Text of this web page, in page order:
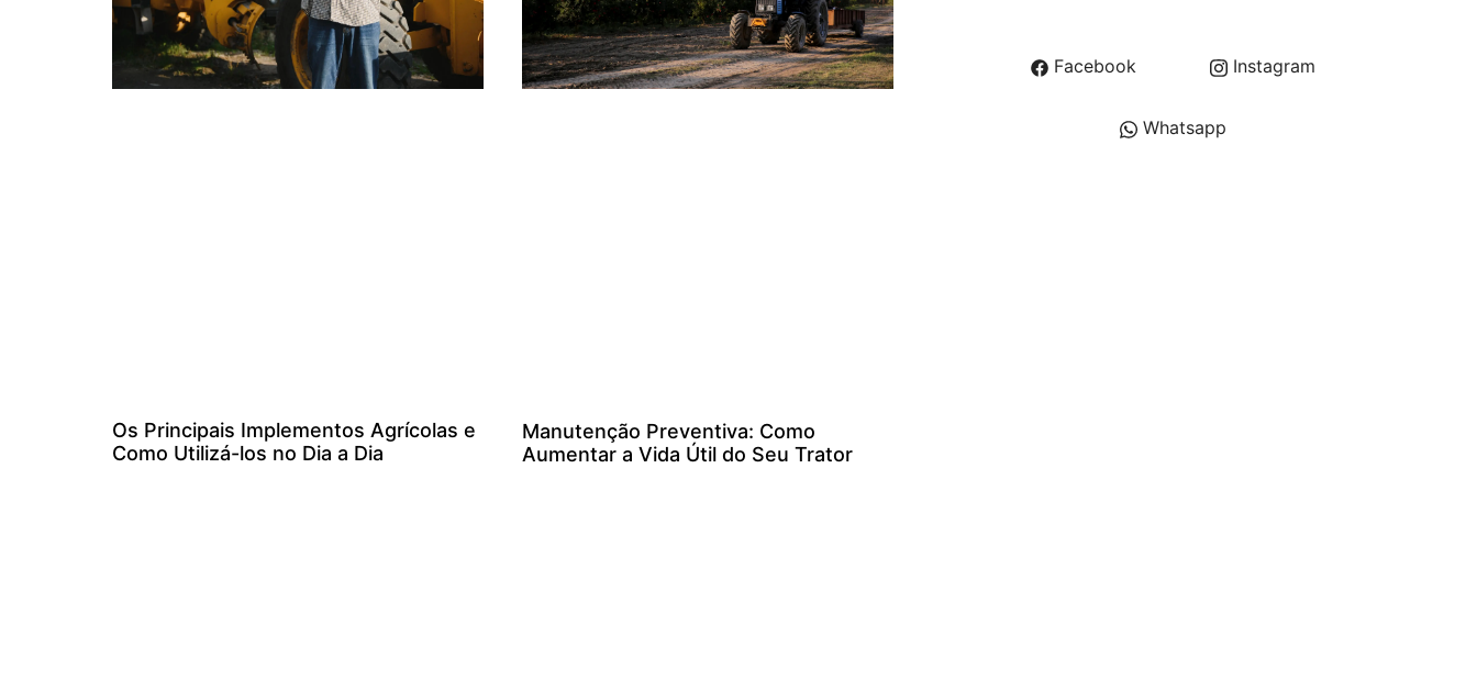
Os Principais Implementos Agrícolas e
Como Utilizá-los no Dia a Dia
Manutenção Preventiva: Como
Aumentar a Vida Útil do Seu Trator
Facebook Instagram
Whatsapp